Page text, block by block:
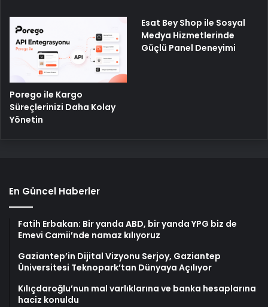
Porego ile Kargo
Süreçlerinizi Daha Kolay
Yönetin
Esat Bey Shop ile Sosyal
Medya Hizmetlerinde
Güçlü Panel Deneyimi
En Güncel Haberler
Fatih Erbakan: Bir yanda ABD, bir yanda YPG biz de
Emevi Camii’nde namaz kılıyoruz
Gaziantep’in Dijital Vizyonu Serjoy, Gaziantep
Üniversitesi Teknopark’tan Dünyaya Açılıyor
Kılıçdaroğlu’nun mal varlıklarına ve banka hesaplarına
haciz konuldu